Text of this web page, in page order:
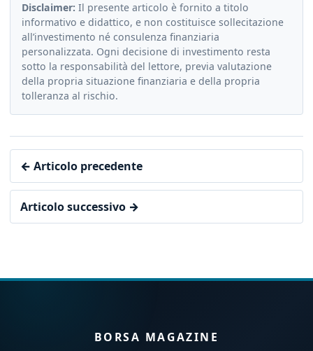
Disclaimer: Il presente articolo è fornito a titolo
informativo e didattico, e non costituisce sollecitazione
all’investimento né consulenza finanziaria
personalizzata. Ogni decisione di investimento resta
sotto la responsabilità del lettore, previa valutazione
della propria situazione finanziaria e della propria
tolleranza al rischio.
← Articolo precedente
Articolo successivo →
BORSA MAGAZINE